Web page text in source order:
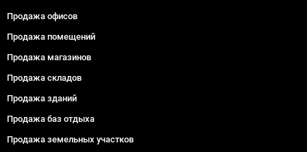
Продажа офисов
Продажа помещений
Продажа магазинов
Продажа складов
Продажа зданий
Продажа баз отдыха
Продажа земельных участков